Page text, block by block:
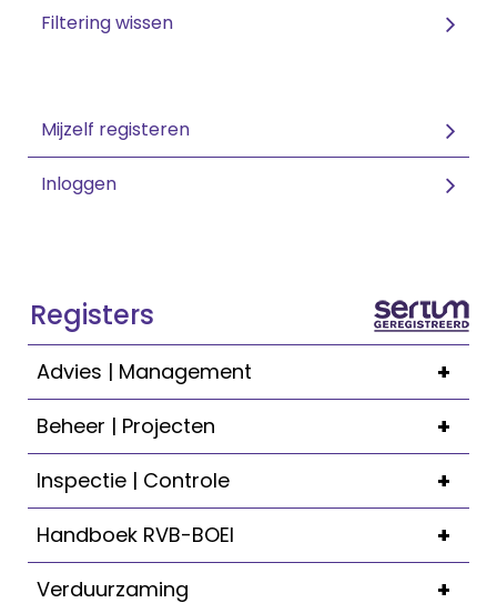
Filtering wissen
Mijzelf registeren
Inloggen
Registers
+
Advies | Management
+
Beheer | Projecten
+
Inspectie | Controle
+
Handboek RVB-BOEI
+
Verduurzaming